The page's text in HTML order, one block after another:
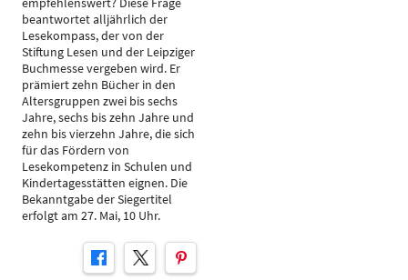
beantwortet alljährlich der
Lesekompass, der von der
Stiftung Lesen und der Leipziger
Buchmesse vergeben wird. Er
prämiert zehn Bücher in den
Altersgruppen zwei bis sechs
Jahre, sechs bis zehn Jahre und
zehn bis vierzehn Jahre, die sich
für das Fördern von
Lesekompetenz in Schulen und
Kindertagesstätten eignen. Die
Bekanntgabe der Siegertitel
erfolgt am 27. Mai, 10 Uhr.